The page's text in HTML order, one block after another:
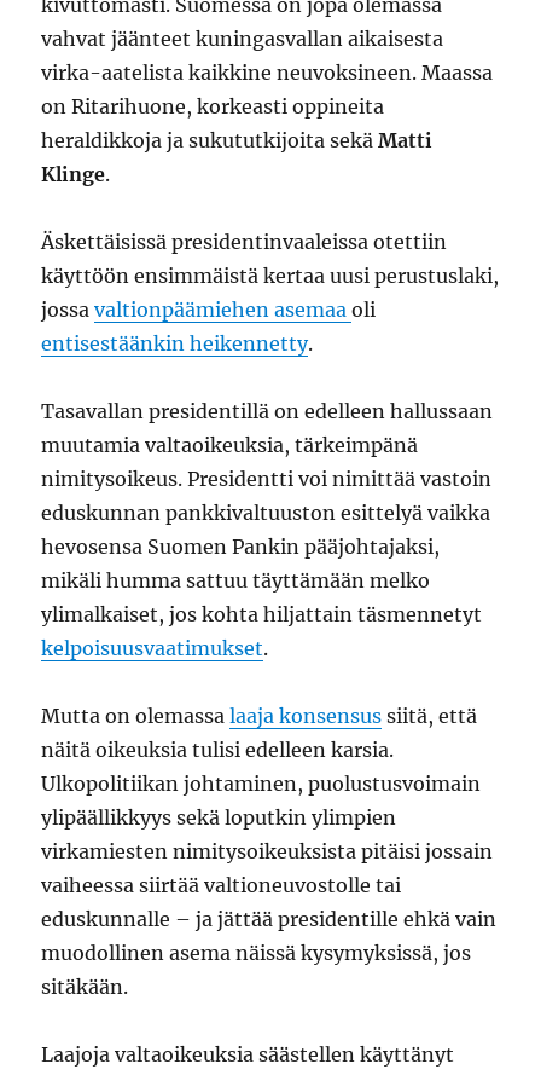
kivuttomasti. Suomessa on jopa olemassa
vahvat jäänteet kuningasvallan aikaisesta
virka-aatelista kaikkine neuvoksineen. Maassa
on Ritarihuone, korkeasti oppineita
heraldikkoja ja sukututkijoita sekäMatti
Klinge.
Äskettäisissä presidentinvaaleissa otettiin
käyttöön ensimmäistä kertaa uusi perustuslaki,
jossavaltionpäämiehen asemaaoli
entisestäänkin heikennetty.
Tasavallan presidentillä on edelleen hallussaan
muutamia valtaoikeuksia, tärkeimpänä
nimitysoikeus. Presidentti voi nimittää vastoin
eduskunnan pankkivaltuuston esittelyä vaikka
hevosensa Suomen Pankin pääjohtajaksi,
mikäli humma sattuu täyttämään melko
ylimalkaiset, jos kohta hiljattain täsmennetyt
kelpoisuusvaatimukset.
Mutta on olemassalaaja konsensus siitä, että
näitä oikeuksia tulisi edelleen karsia.
Ulkopolitiikan johtaminen, puolustusvoimain
ylipäällikkyys sekä loputkin ylimpien
virkamiesten nimitysoikeuksista pitäisi jossain
vaiheessa siirtää valtioneuvostolle tai
eduskunnalle – ja jättää presidentille ehkä vain
muodollinen asema näissä kysymyksissä, jos
sitäkään.
Laajoja valtaoikeuksia säästellen käyttänyt